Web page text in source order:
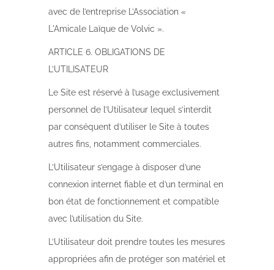
avec de l’entreprise L’Association «
L'Amicale Laïque de Volvic ».
ARTICLE 6. OBLIGATIONS DE
L’UTILISATEUR
Le Site est réservé à l’usage exclusivement
personnel de l’Utilisateur lequel s’interdit
par conséquent d’utiliser le Site à toutes
autres fins, notamment commerciales.
L’Utilisateur s’engage à disposer d’une
connexion internet fiable et d’un terminal en
bon état de fonctionnement et compatible
avec l’utilisation du Site.
L’Utilisateur doit prendre toutes les mesures
appropriées afin de protéger son matériel et